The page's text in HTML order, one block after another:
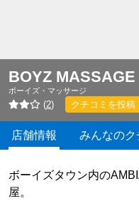
BOYZ MASSAGE
ボーイズ・マッサージ
(2) クチコミを投稿
店舗情報 みんなのク
ボーイズタウン内の
屋。